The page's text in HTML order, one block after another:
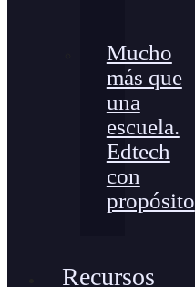
Mucho
más que
una
escuela.
Edtech
con
propósito
Recursos